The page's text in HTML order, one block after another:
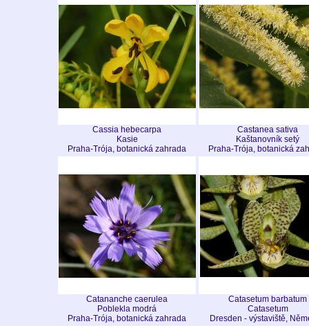
Cassia hebecarpa
Kasie
Praha-Trója, botanická zahrada
Castanea sativa
Kaštanovník setý
Praha-Trója, botanická
Catananche caerulea
Poblekla modrá
Praha-Trója, botanická zahrada
Catasetum barbatum
Catasetum
Dresden - výstaviště,